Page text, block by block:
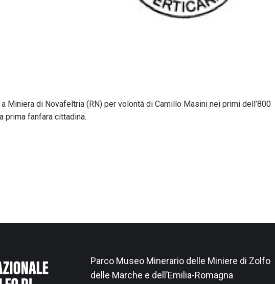
Miniera di Novafeltria (RN) per volontà di Camillo Masini nei primi dell’800
prima fanfara cittadina.
Parco Museo Minerario delle Miniere di Zolfo
delle Marche e dell’Emilia-Romagna